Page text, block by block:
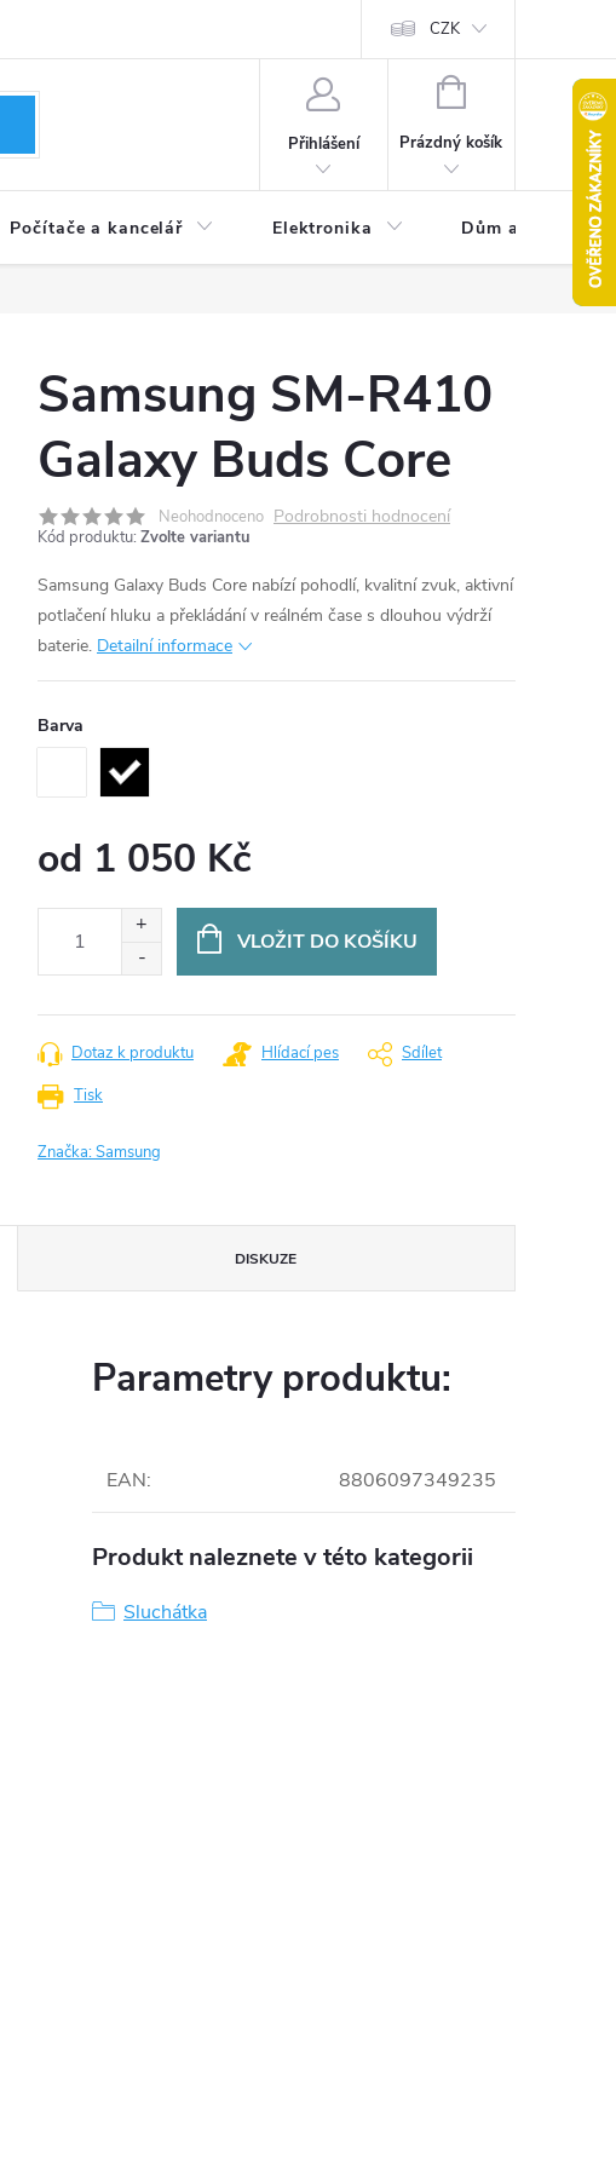
CZK
Přihlášení
NÁKUPNÍ
Prázdný košík
Počítače a kancelář Elektronika Dům a zahrada
Samsung SM-R410
Galaxy Buds Core
Neohodnoceno Podrobnosti hodnocení
Kód produktu: Zvolte variantu
Samsung Galaxy Buds Core nabízí pohodlí, kvalitní zvuk, aktivní
potlačení hluku a překládání v reálném čase s dlouhou výdrží
baterie. Detailní informace
Barva
od 1 050 Kč
VLOŽIT DO KOŠÍKU
Tisk
Dotaz k produktu Hlídací pes Sdílet
Značka:Samsung
DISKUZE
Parametry produktu:
EAN: 8806097349235
Produkt naleznete v této kategorii
Sluchátka